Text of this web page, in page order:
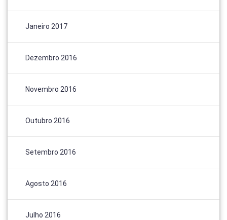
Janeiro 2017
Dezembro 2016
Novembro 2016
Outubro 2016
Setembro 2016
Agosto 2016
Julho 2016